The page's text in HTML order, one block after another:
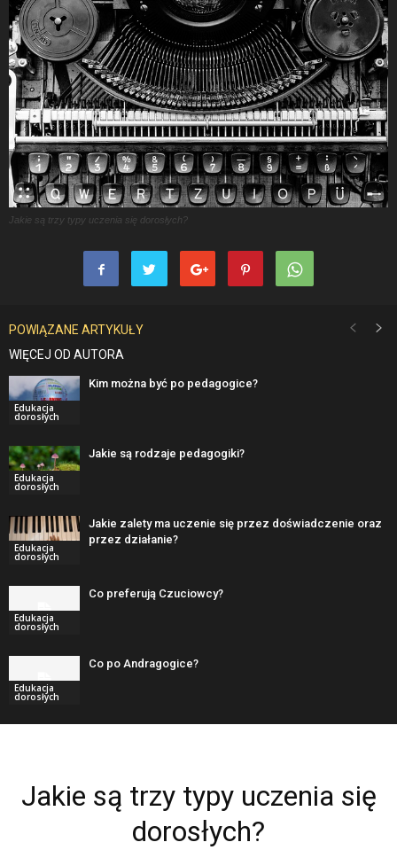
Jakie są trzy typy uczenia się dorosłych?
POWIĄZANE ARTYKUŁY
WIĘCEJ OD AUTORA
Edukacja
dorosłych
Kim można być po pedagogice?
Edukacja
dorosłych
Jakie są rodzaje pedagogiki?
Edukacja
dorosłych
Jakie zalety ma uczenie się przez doświadczenie oraz
przez działanie?
Edukacja
dorosłych
Co preferują Czuciowcy?
Edukacja
dorosłych
Co po Andragogice?
Jakie są trzy typy uczenia się
dorosłych?